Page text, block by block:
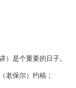
）是个重要的日子。
老保尔）约稿；